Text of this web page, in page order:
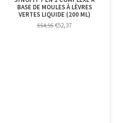
BASE DE MOULES À LÈVRES
VERTES LIQUIDE (200 ML)
€54,95 €52,37